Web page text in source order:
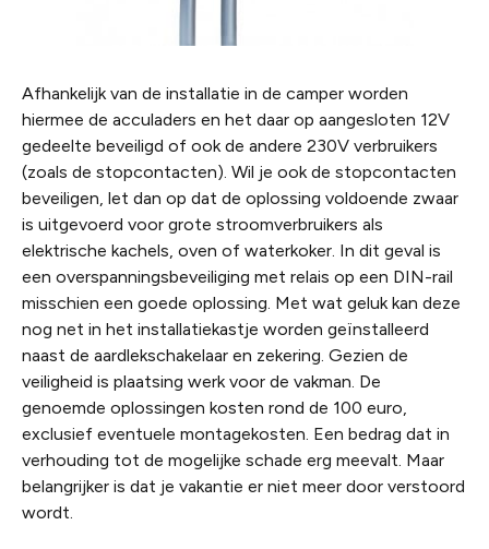
Afhankelijk van de installatie in de camper worden
hiermee de acculaders en het daar op aangesloten 12V
gedeelte beveiligd of ook de andere 230V verbruikers
(zoals de stopcontacten). Wil je ook de stopcontacten
beveiligen, let dan op dat de oplossing voldoende zwaar
is uitgevoerd voor grote stroomverbruikers als
elektrische kachels, oven of waterkoker. In dit geval is
een overspanningsbeveiliging met relais op een DIN-rail
misschien een goede oplossing. Met wat geluk kan deze
nog net in het installatiekastje worden geïnstalleerd
naast de aardlekschakelaar en zekering. Gezien de
veiligheid is plaatsing werk voor de vakman. De
genoemde oplossingen kosten rond de 100 euro,
exclusief eventuele montagekosten. Een bedrag dat in
verhouding tot de mogelijke schade erg meevalt. Maar
belangrijker is dat je vakantie er niet meer door verstoord
wordt.